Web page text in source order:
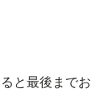
と最後までお